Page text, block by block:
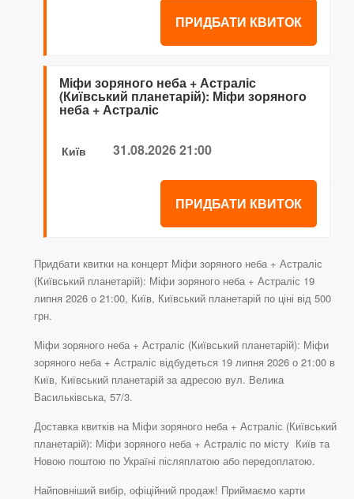
ПРИДБАТИ КВИТОК
Міфи зоряного неба + Астраліс
(Київський планетарій): Міфи зоряного
неба + Астраліс
Київ 31.08.2026 21:00
ПРИДБАТИ КВИТОК
Придбати квитки на концерт Міфи зоряного неба + Астраліс
(Київський планетарій): Міфи зоряного неба + Астраліс 19
липня 2026 о 21:00, Київ, Київський планетарій по ціні від 500
грн.
Міфи зоряного неба + Астраліс (Київський планетарій): Міфи
зоряного неба + Астраліс відбудеться 19 липня 2026 о 21:00 в
Київ, Київський планетарій за адресою вул. Велика
Васильківська, 57/3.
Доставка квитків на Міфи зоряного неба + Астраліс (Київський
планетарій): Міфи зоряного неба + Астраліс по місту Київ та
Новою поштою по Україні післяплатою або передоплатою.
Найповніший вибір, офіційний продаж! Приймаємо карти